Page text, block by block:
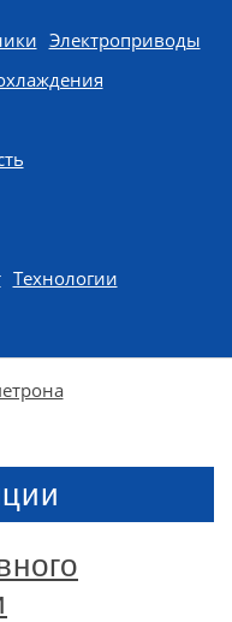
Электроприводы
Технологии